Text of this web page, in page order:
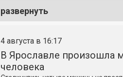
развернуть
4 августа в 16:17
В Ярославле произошла
человека